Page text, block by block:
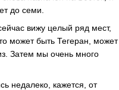
до семи.
вижу целый ряд мест,
может быть Тегеран, может
Затем мы очень много
недалеко, кажется, от